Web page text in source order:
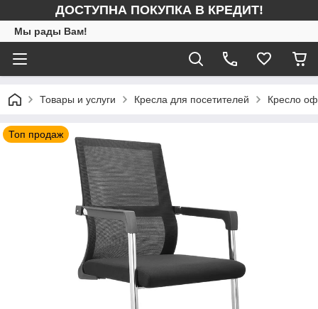
ДОСТУПНА ПОКУПКА В КРЕДИТ!
Мы рады Вам!
Товары и услуги Кресла для посетителей Кресло
Топ продаж